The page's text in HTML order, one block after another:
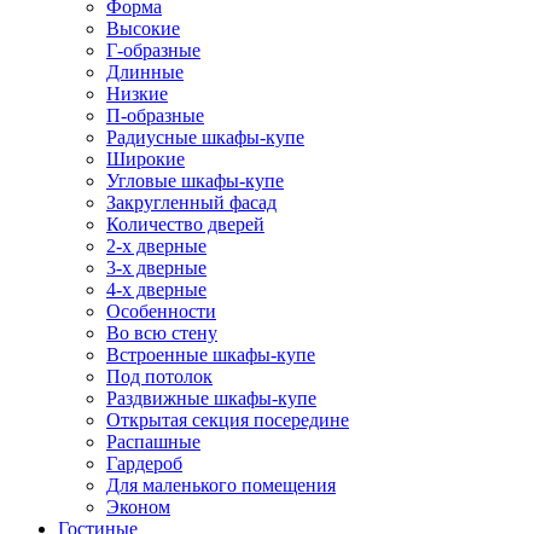
Форма
Высокие
Г-образные
Длинные
Низкие
П-образные
Радиусные шкафы-купе
Широкие
Угловые шкафы-купе
Закругленный фасад
Количество дверей
2-х дверные
3-х дверные
4-х дверные
Особенности
Во всю стену
Встроенные шкафы-купе
Под потолок
Раздвижные шкафы-купе
Открытая секция посередине
Распашные
Гардероб
Для маленького помещения
Эконом
Гостиные